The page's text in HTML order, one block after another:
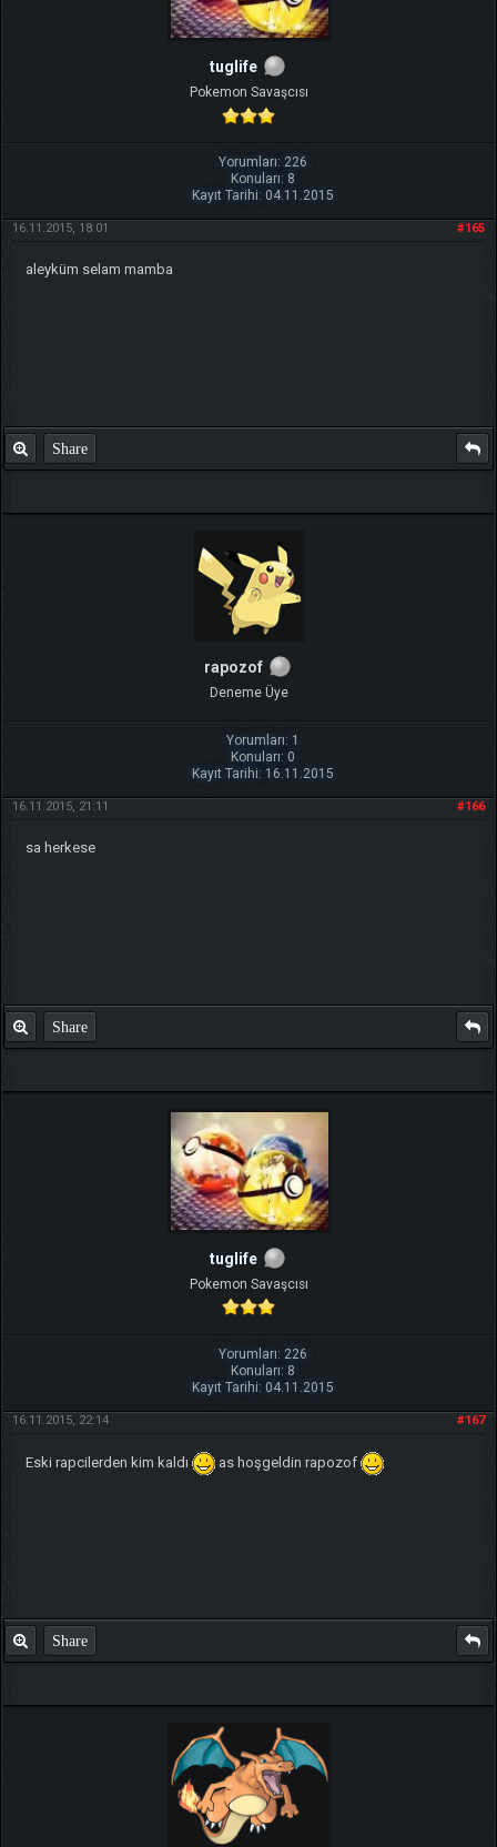
tuglife
Pokemon Savaşcısı
Yorumları: 226
Konuları: 8
Kayıt Tarihi: 04.11.2015
#165
16.11.2015, 18:01
aleyküm selam mamba
Share
rapozof
Deneme Üye
Yorumları: 1
Konuları: 0
Kayıt Tarihi: 16.11.2015
#166
16.11.2015, 21:11
sa herkese
Share
tuglife
Pokemon Savaşcısı
Yorumları: 226
Konuları: 8
Kayıt Tarihi: 04.11.2015
#167
16.11.2015, 22:14
Eski rapcilerden kim kaldı as hoşgeldin rapozof
Share